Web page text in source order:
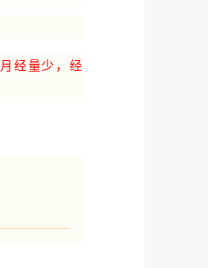
月经量少，经